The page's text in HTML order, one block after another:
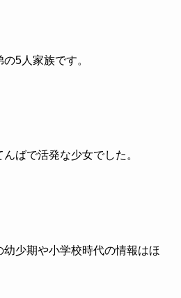
の5人家族です。
ばで活発な少女でした。
少期や小学校時代の情報はほ